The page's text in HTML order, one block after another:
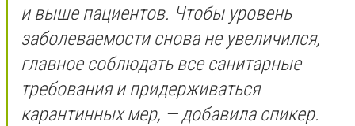
и выше пациентов. Чтобы уровень
заболеваемости снова не увеличился,
главное соблюдать все санитарные
требования и придерживаться
карантинных мер, — добавила спикер.